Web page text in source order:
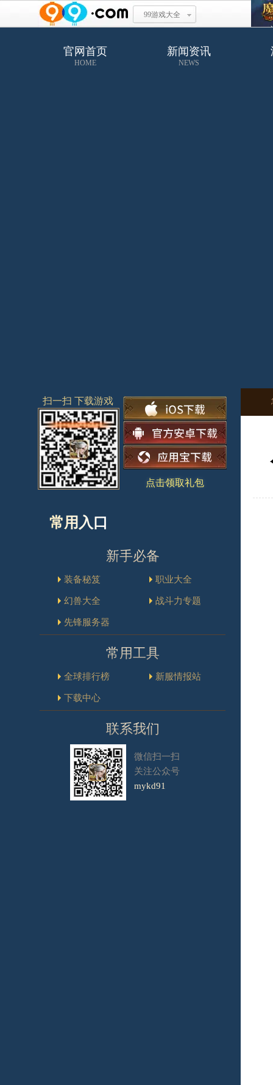
99游戏大全
官网首页
HOME
新闻资讯
NEWS
扫一扫 下载游戏
点击领取礼包
常用入口
新手必备
装备秘笈 职业大全
幻兽大全 战斗力专题
先锋服务器
常用工具
全球排行榜 新服情报站
下载中心
联系我们
微信扫一扫
关注公众号
mykd91